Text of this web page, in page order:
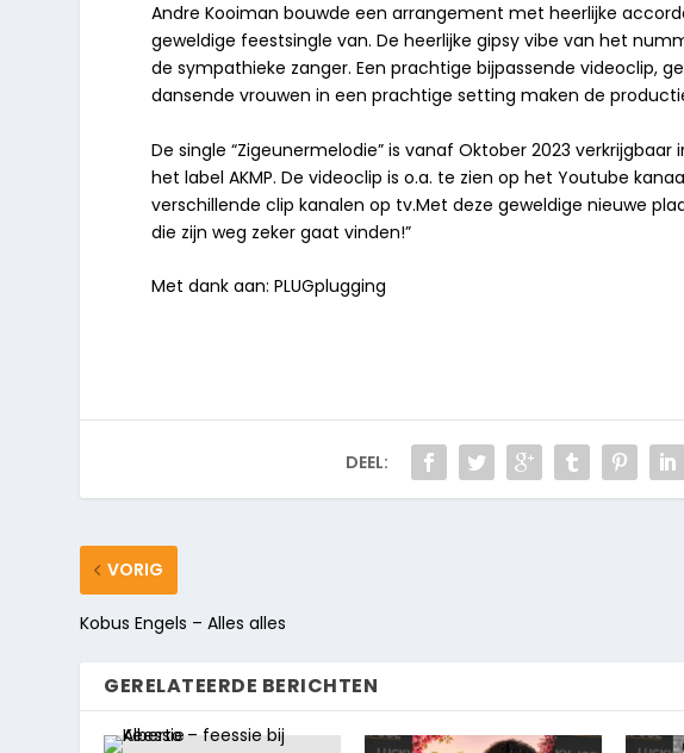
Andre Kooiman bouwde een arrangement met heerlijke
geweldige feestsingle van. De heerlijke gipsy vibe van het
de sympathieke zanger. Een prachtige bijpassende videoclip,
dansende vrouwen in een prachtige setting maken de
De single “Zigeunermelodie” is vanaf Oktober 2023
het label AKMP. De videoclip is o.a. te zien op het Youtube
verschillende clip kanalen op tv.Met deze geweldige nieuwe
die zijn weg zeker gaat vinden!”
Met dank aan: PLUGplugging
DEEL:
VORIG
Kobus Engels – Alles alles
GERELATEERDE BERICHTEN